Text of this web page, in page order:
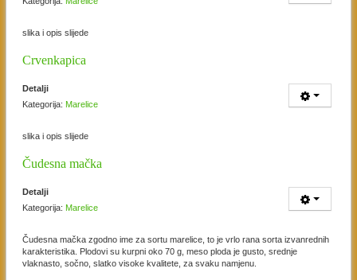
slika i opis slijede
Crvenkapica
Detalji
Kategorija: Marelice
slika i opis slijede
Čudesna mačka
Detalji
Kategorija: Marelice
Čudesna mačka zgodno ime za sortu marelice, to je vrlo rana sorta izvanrednih
karakteristika. Plodovi su kurpni oko 70 g, meso ploda je gusto, srednje
vlaknasto, sočno, slatko visoke kvalitete, za svaku namjenu.